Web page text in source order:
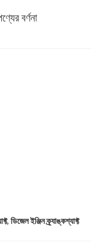
বর্ণনা
, ডিজেল ইঞ্জিন ক্র্যাঙ্কশ্যাফ্ট